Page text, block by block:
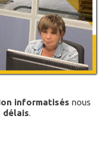
informatisés nous
délais.